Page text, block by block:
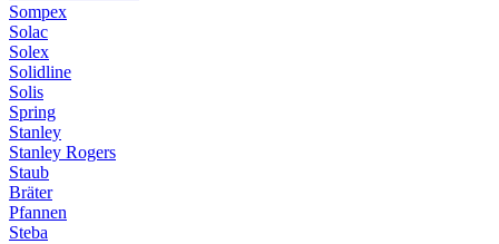
Sompex
Solac
Solex
Solidline
Solis
Spring
Stanley
Stanley Rogers
Staub
Bräter
Pfannen
Steba